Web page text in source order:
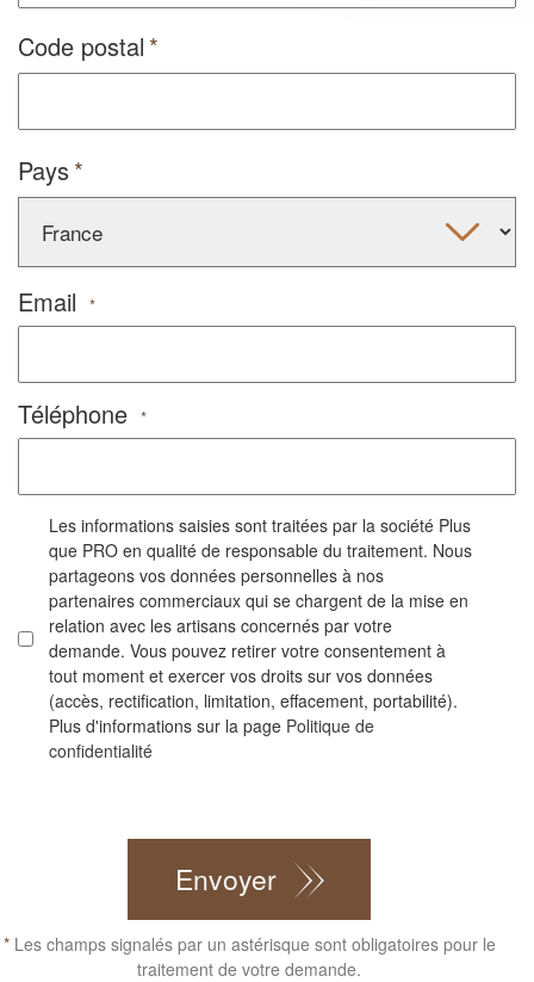
Code postal
Pays
Email *
Téléphone *
Les informations saisies sont traitées par la société Plus
que PRO en qualité de responsable du traitement. Nous
partageons vos données personnelles à nos
partenaires commerciaux qui se chargent de la mise en
relation avec les artisans concernés par votre
demande. Vous pouvez retirer votre consentement à
tout moment et exercer vos droits sur vos données
(accès, rectification, limitation, effacement, portabilité).
Plus d'informations sur la page Politique de
confidentialité
Envoyer
*Les champs signalés par un astérisque sont obligatoires pour le
traitement de votre demande.